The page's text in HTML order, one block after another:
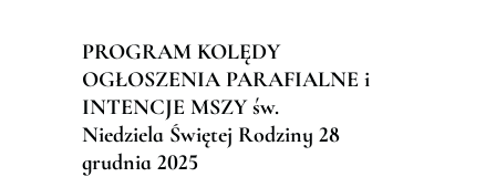
PROGRAM KOLĘDY
OGŁOSZENIA PARAFIALNE i
INTENCJE MSZYśw.
Niedziela Świętej Rodziny 28
grudnia 2025